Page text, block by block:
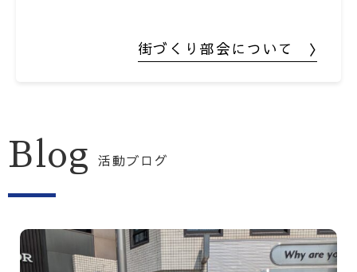
街づくり部会について 〉
Blog 活動ブログ